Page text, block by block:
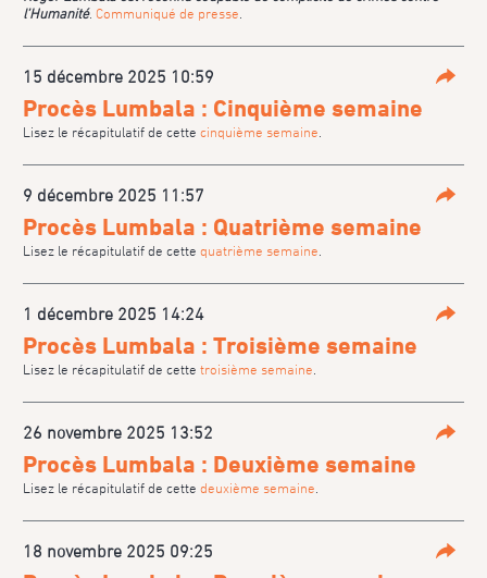
l’Humanité.Communiqué de presse
15 décembre 2025 10:59
Procès Lumbala : Cinquième semaine
Lisez le récapitulatif de cettecinquième semaine
9 décembre 2025 11:57
Procès Lumbala : Quatrième semaine
Lisez le récapitulatif de cettequatrième semaine
1 décembre 2025 14:24
Procès Lumbala : Troisième semaine
Lisez le récapitulatif de cettetroisième semaine
26 novembre 2025 13:52
Procès Lumbala : Deuxième semaine
Lisez le récapitulatif de cettedeuxième semaine
18 novembre 2025 09:25